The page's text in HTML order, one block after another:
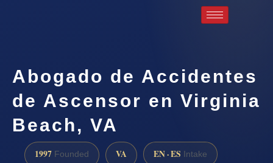
Abogado de Accidentes
de Ascensor en Virginia
Beach, VA
1997 Founded VA EN · ES Intake